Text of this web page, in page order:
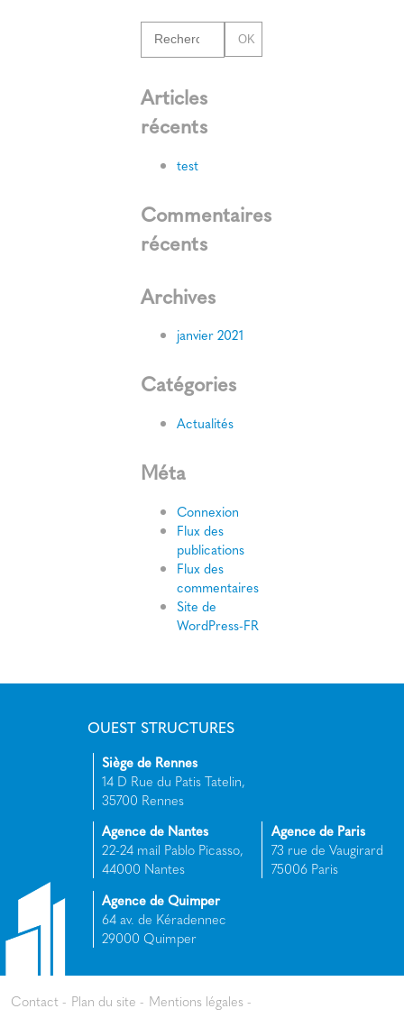
OK
Articles
récents
test
Commentaires
récents
Archives
janvier 2021
Catégories
Actualités
Méta
Connexion
Flux des
publications
Flux des
commentaires
Site de
WordPress-FR
OUEST STRUCTURES
Siège de Rennes
14 D Rue du Patis Tatelin,
35700 Rennes
Agence de Nantes
22-24 mail Pablo Picasso,
44000 Nantes
Agence de Paris
73 rue de Vaugirard
75006 Paris
Agence de Quimper
64 av. de Kéradennec
29000 Quimper
Contact Plan du site Mentions légales